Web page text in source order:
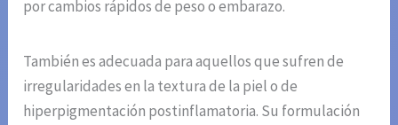
por cambios rápidos de peso o embarazo.
También es adecuada para aquellos que sufren de
irregularidades en la textura de la piel o de
hiperpigmentación postinflamatoria. Su formulación